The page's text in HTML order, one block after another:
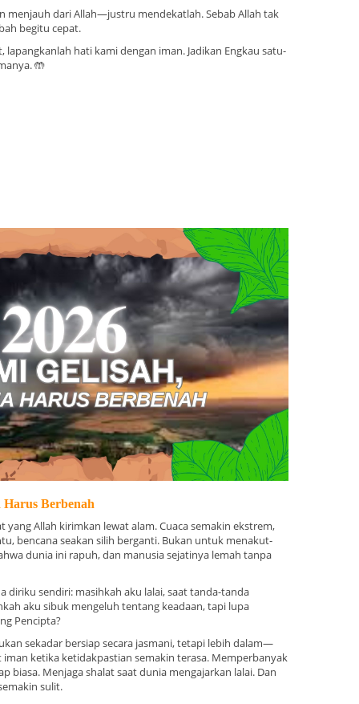
menjauh dari Allah—justru mendekatlah. Sebab Allah tak
begitu cepat.
lapangkanlah hati kami dengan iman. Jadikan Engkau satu-
🤲
Harus Berbenah
yang Allah kirimkan lewat alam. Cuaca semakin ekstrem,
bencana seakan silih berganti. Bukan untuk menakut-
dunia ini rapuh, dan manusia sejatinya lemah tanpa
diriku sendiri: masihkah aku lalai, saat tanda-tanda
aku sibuk mengeluh tentang keadaan, tapi lupa
Pencipta?
sekadar bersiap secara jasmani, tetapi lebih dalam—
ketika ketidakpastian semakin terasa. Memperbanyak
biasa. Menjaga shalat saat dunia mengajarkan lalai. Dan
sulit.